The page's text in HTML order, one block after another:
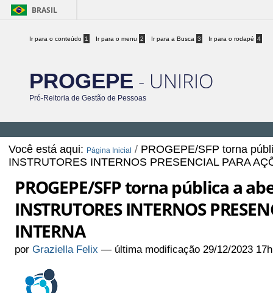
BRASIL
Ir para o conteúdo 1 Ir para o menu 2 Ir para a Busca 3 Ir para o rodapé 4
PROGEPE - UNIRIO
Pró-Reitoria de Gestão de Pessoas
Você está aqui: Página Inicial / PROGEPE/SFP torna
INSTRUTORES INTERNOS PRESENCIAL PARA
PROGEPE/SFP torna pública a
INSTRUTORES INTERNOS
INTERNA
porGraziella Felix — última modificação 29/12/2023